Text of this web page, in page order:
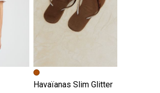
Havaïanas Slim Glitter